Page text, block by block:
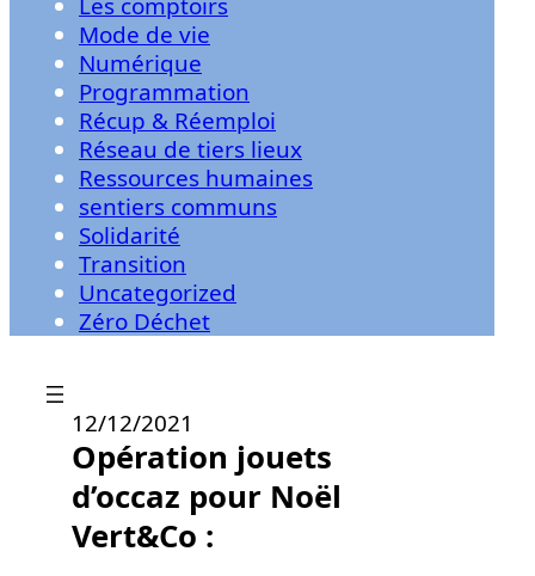
Les comptoirs
Mode de vie
Numérique
Programmation
Récup & Réemploi
Réseau de tiers lieux
Ressources humaines
sentiers communs
Solidarité
Transition
Uncategorized
Zéro Déchet
12/12/2021
Opération jouets
d’occaz pour Noël
Vert&Co :